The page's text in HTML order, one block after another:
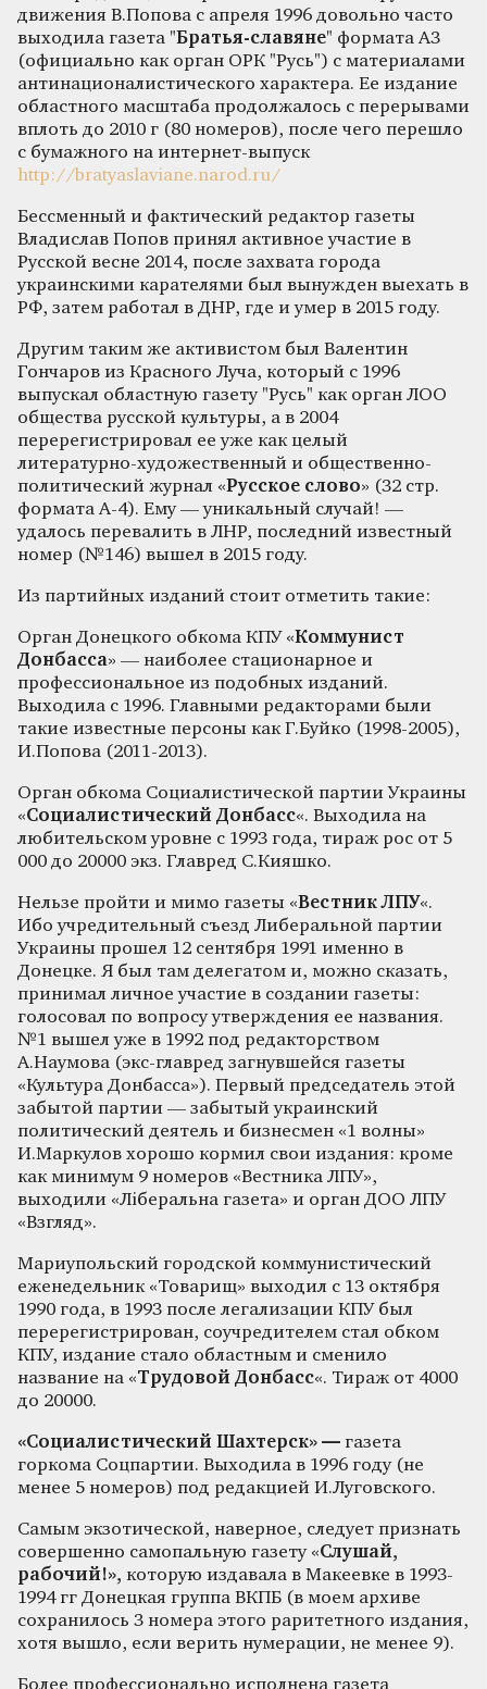
движения В.Попова с апреля 1996 довольно часто
выходила газета "Братья-славяне" формата А3
(официально как орган ОРК "Русь") с материалами
антинационалистического характера. Ее издание
областного масштаба продолжалось с перерывами
вплоть до 2010 г (80 номеров), после чего перешло
с бумажного на интернет-выпуск
http://bratyaslaviane.narod.ru/
Бессменный и фактический редактор газеты
Владислав Попов принял активное участие в
Русской весне 2014, после захвата города
украинскими карателями был вынужден выехать в
РФ, затем работал в ДНР, где и умер в 2015 году.
Другим таким же активистом был Валентин
Гончаров из Красного Луча, который с 1996
выпускал областную газету "Русь" как орган ЛОО
общества русской культуры, а в 2004
перерегистрировал ее уже как целый
литературно-художественный и общественно-
политический журнал «Русское слово» (32 стр.
формата А-4). Ему — уникальный случай! —
удалось перевалить в ЛНР, последний известный
номер (№146) вышел в 2015 году.
Из партийных изданий стоит отметить такие:
Орган Донецкого обкома КПУ «Коммунист
Донбасса» — наиболее стационарное и
профессиональное из подобных изданий.
Выходила с 1996. Главными редакторами были
такие известные персоны как Г.Буйко (1998-2005),
И.Попова (2011-2013).
Орган обкома Социалистической партии Украины
«Социалистический Донбасс«. Выходила на
любительском уровне с 1993 года, тираж рос от 5
000 до 20000 экз. Главред С.Кияшко.
Нельзе пройти и мимо газеты «Вестник ЛПУ«.
Ибо учредительный съезд Либеральной партии
Украины прошел 12 сентября 1991 именно в
Донецке. Я был там делегатом и, можно сказать,
принимал личное участие в создании газеты:
голосовал по вопросу утверждения ее названия.
№1 вышел уже в 1992 под редакторством
А.Наумова (экс-главред загнувшейся газеты
«Культура Донбасса»). Первый председатель этой
забытой партии — забытый украинский
политический деятель и бизнесмен «1 волны»
И.Маркулов хорошо кормил свои издания: кроме
как минимум 9 номеров «Вестника ЛПУ»,
выходили «Лiберальна газета» и орган ДОО ЛПУ
«Взгляд».
Мариупольский городской коммунистический
еженедельник «Товарищ» выходил с 13 октября
1990 года, в 1993 после легализации КПУ был
перерегистрирован, соучредителем стал обком
КПУ, издание стало областным и сменило
название на «Трудовой Донбасс«. Тираж от 4000
до 20000.
«Социалистический Шахтерск» — газета
горкома Соцпартии. Выходила в 1996 году (не
менее 5 номеров) под редакцией И.Луговского.
Самым экзотической, наверное, следует признать
совершенно самопальную газету «Слушай,
рабочий!», которую издавала в Макеевке в 1993-
1994 гг Донецкая группа ВКПБ (в моем архиве
сохранилось 3 номера этого раритетного издания,
хотя вышло, если верить нумерации, не менее 9).
Более профессионально исполнена газета